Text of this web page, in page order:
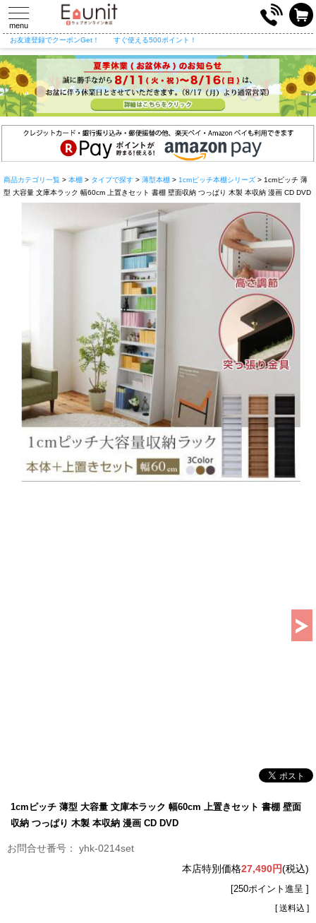
toggle
navigation
menu
お友達登録でクーポンGet！ すぐ使える500ポイント！
商品カテゴリ一覧 > 本棚 > タイプで探す > 薄型本棚 > 1cmピッチ本棚シリーズ > 1cmピッチ 薄
型 大容量 文庫本ラック 幅60cm 上置きセット 書棚 壁面収納 つっぱり 木製 本収納 漫画 CD DVD
1cmピッチ 薄型 大容量 文庫本ラック 幅60cm 上置きセット 書棚 壁面
収納 つっぱり 木製 本収納 漫画 CD DVD
yhk-0214set
本店特別価格27,490円(税込)
[250ポイント進呈 ]
[ 送料込 ]